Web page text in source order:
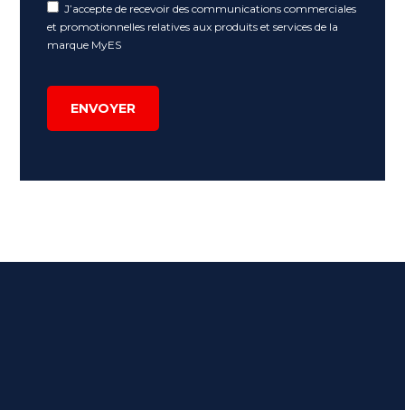
J’accepte de recevoir des communications commerciales
et promotionnelles relatives aux produits et services de la
marque MyES
ENVOYER